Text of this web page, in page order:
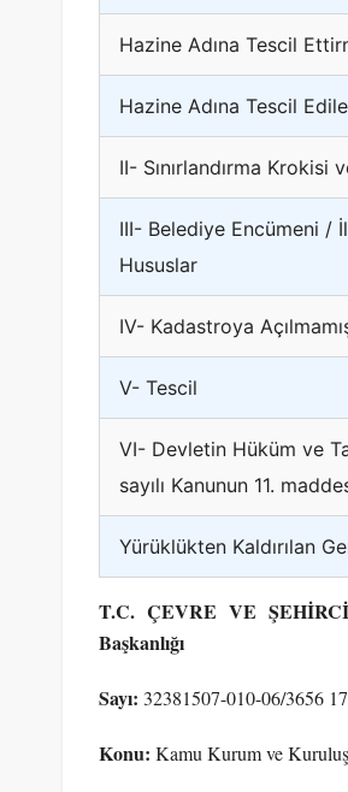
Hazine Adına Tescil
Hazine Adına Tescil
II- Sınırlandırma Krokisi
III- Belediye Encümeni /
Hususlar
IV- Kadastroya
V- Tescil
VI- Devletin Hüküm ve
sayılı Kanunun 11.
Yürüklükten Kaldırılan
T.C. ÇEVRE VE
Başkanlığı
Sayı: 32381507-010-06/3656
Konu: Kamu Kurum ve